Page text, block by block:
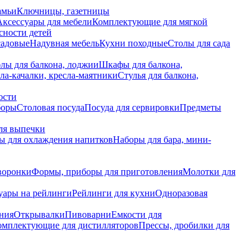
Ключницы, газетницы
для мебелиКомплектующие для мягкой
детей
Надувная мебельКухни походныеСтолы для сада
для балкона, лоджииШкафы для балкона,
качалки, кресла-маятникиСтулья для балкона,
Столовая посудаПосуда для сервировкиПредметы
выпечки
для охлаждения напитковНаборы для бара, мини-
Формы, приборы для приготовленияМолотки для
на рейлингиРейлинги для кухниОдноразовая
ОткрывалкиПивоварниЕмкости для
для дистилляторовПрессы, дробилки для